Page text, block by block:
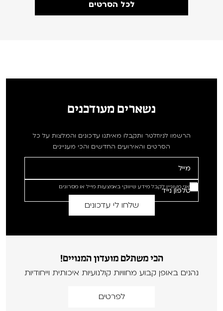
לכל הסרטים
נשארים מעודכנים
הרשמו לניוזלטר ותקבלו מאיתנו עדכונים והמלצות על כל
הסרטים והאירועים החדשים והכי מעניינים
אני מעוניין לקבל מידע שיווקי באמצעות מייל או מסרונים
הכי משתלם מועדון המנויים!
נהנים באופן קבוע מחוויות קולנועיות איכותית וייחודיות
לפרטים